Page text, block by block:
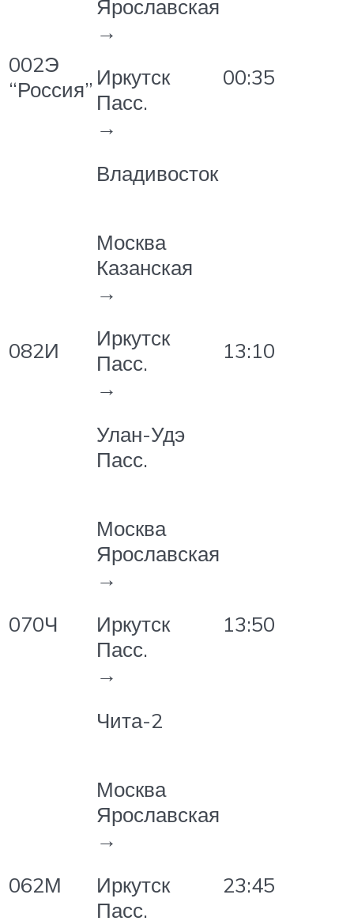
002Э
“Россия”
Ярославская
→
Иркутск
Пасс.
→
Владивосток
00:35
082И
Москва
Казанская
→
Иркутск
Пасс.
→
Улан-Удэ
Пасс.
13:10
070Ч
Москва
Ярославская
→
Иркутск
Пасс.
→
Чита-2
13:50
062М
Москва
Ярославская
→
Иркутск
Пасс.
23:45